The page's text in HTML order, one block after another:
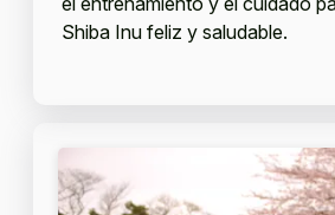
Shiba Inu feliz y saludable.